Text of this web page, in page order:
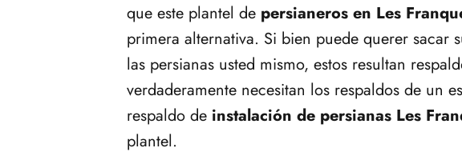
que este plantel de persianeros en Les
primera alternativa. Si bien puede querer sacar
las persianas usted mismo, estos resultan
verdaderamente necesitan los respaldos de un
respaldo de instalación de persianas Les
plantel.